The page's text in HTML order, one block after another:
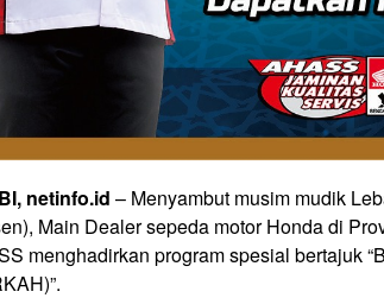
netinfo.id – Menyambut musim mudik
Main Dealer sepeda motor Honda di
menghadirkan program spesial bertajuk